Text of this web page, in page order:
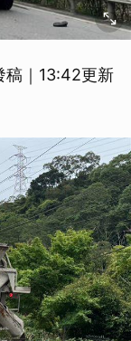
稿｜13:42更新